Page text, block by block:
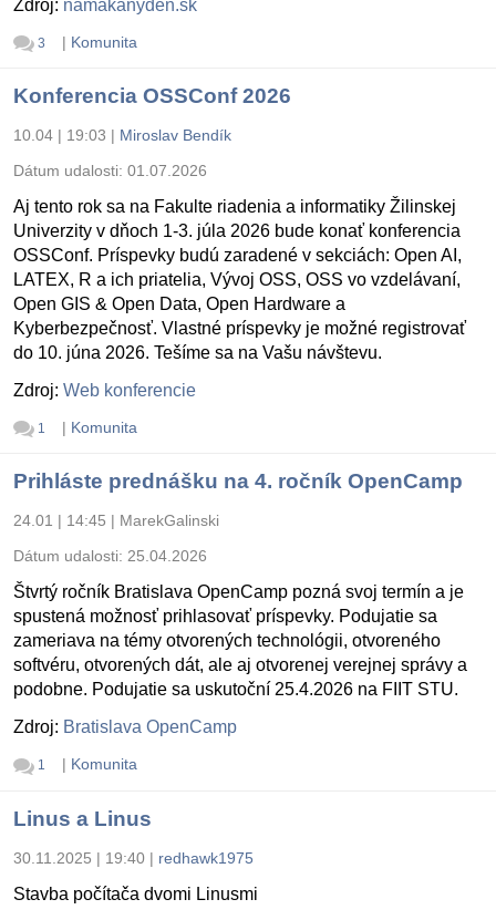
Zdroj: namakanyden.sk
3 | Komunita
Konferencia OSSConf 2026
10.04 | 19:03 | Miroslav Bendík
Dátum udalosti: 01.07.2026
Aj tento rok sa na Fakulte riadenia a informatiky Žilinskej
Univerzity v dňoch 1-3. júla 2026 bude konať konferencia
OSSConf. Príspevky budú zaradené v sekciách: Open AI,
LATEX, R a ich priatelia, Vývoj OSS, OSS vo vzdelávaní,
Open GIS & Open Data, Open Hardware a
Kyberbezpečnosť. Vlastné príspevky je možné registrovať
do 10. júna 2026. Tešíme sa na Vašu návštevu.
Zdroj: Web konferencie
1 | Komunita
Prihláste prednášku na 4. ročník OpenCamp
24.01 | 14:45 | MarekGalinski
Dátum udalosti: 25.04.2026
Štvrtý ročník Bratislava OpenCamp pozná svoj termín a je
spustená možnosť prihlasovať príspevky. Podujatie sa
zameriava na témy otvorených technológii, otvoreného
softvéru, otvorených dát, ale aj otvorenej verejnej správy a
podobne. Podujatie sa uskutoční 25.4.2026 na FIIT STU.
Zdroj: Bratislava OpenCamp
1 | Komunita
Linus a Linus
30.11.2025 | 19:40 | redhawk1975
Stavba počítača dvomi Linusmi